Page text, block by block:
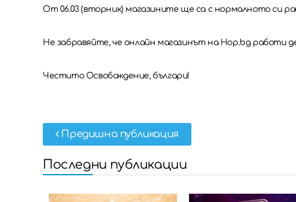
От 06.03 (вторник) магазините ще са с нормалното си
Не забравяйте, че онлайн магазинът на Hop.bg работи
Честито Освобождение, българи!
Предишна публикация
Последни публикации